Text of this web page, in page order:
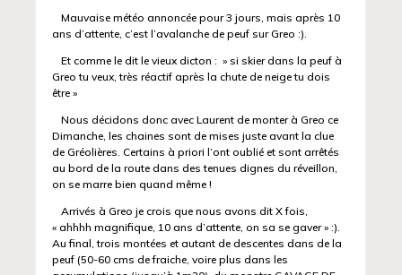
Mauvaise météo annoncée pour 3 jours, mais après 10
ans d’attente, c’est l’avalanche de peuf sur Greo :).
Et comme le dit le vieux dicton : » si skier dans la peuf à
Greo tu veux, très réactif après la chute de neige tu dois
être »
Nous décidons donc avec Laurent de monter à Greo ce
Dimanche, les chaines sont de mises juste avant la clue
de Gréolières. Certains à priori l’ont oublié et sont arrêtés
au bord de la route dans des tenues dignes du réveillon,
on se marre bien quand même !
Arrivés à Greo je crois que nous avons dit X fois,
« ahhhh magnifique, 10 ans d’attente, on sa se gaver » :).
Au final, trois montées et autant de descentes dans de la
peuf (50-60 cms de fraiche, voire plus dans les